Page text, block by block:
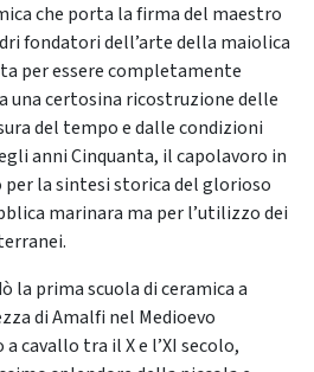
che porta la firma del maestro
fondatori dell’arte della maiolica
per essere completamente
certosina ricostruzione delle
del tempo e dalle condizioni
anni Cinquanta, il capolavoro in
per la sintesi storica del glorioso
marinara ma per l’utilizzo dei
la prima scuola di ceramica a
di Amalfi nel Medioevo
cavallo tra il X e l’XI secolo,